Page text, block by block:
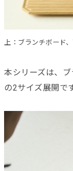
上：ブランチボード
本シリーズは、
の2サイズ展開です